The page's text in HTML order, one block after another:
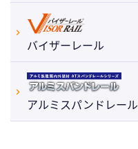
バイザーレール
アルミスパンドレール